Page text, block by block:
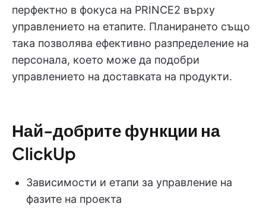
перфектно в фокуса на PRINCE2 върху
управлението на етапите. Планирането също
така позволява ефективно разпределение на
персонала, което може да подобри
управлението на доставката на продукти.
Най-добрите функции на
ClickUp
Зависимости и етапи за управление на
фазите на проекта